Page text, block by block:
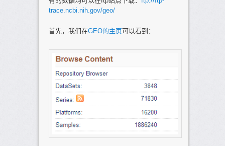
trace.ncbi.nih.gov/geo/
首先，我们在GEO的主页可以看到：